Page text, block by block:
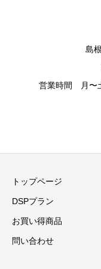
島
営業時間 月〜
トップページ
DSPプラン
お買い得商品
問い合わせ